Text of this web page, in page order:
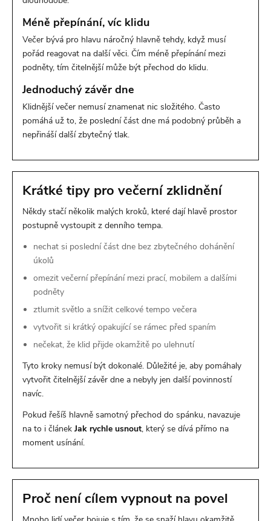
Méně přepínání, víc klidu
Večer bývá pro hlavu náročný hlavně tehdy, když musí
pořád reagovat na další věci. Čím méně přepínání mezi
podněty, tím čitelnější může být přechod do klidu.
Jednoduchý závěr dne
Klidnější večer nemusí znamenat nic složitého. Často
pomáhá už to, že poslední část dne má podobný průběh a
nepřináší další zbytečný tlak.
Krátké tipy pro večerní zklidnění
Někdy stačí několik malých kroků, které dají hlavě prostor
postupně vystoupit z denního tempa.
nechat si poslední část dne bez zbytečného dohánění
úkolů
omezit večerní přepínání mezi prací, mobilem a dalšími
podněty
ztlumit světlo a snížit celkové tempo večera
vytvořit si krátký opakující se rámec před spaním
nečekat, že klid přijde okamžitě po ulehnutí
Tyto kroky nemusí být dokonalé. Důležité je, aby pomáhaly
vytvořit čitelnější závěr dne a nebyly jen další povinností
navíc.
Pokud řešíš hlavně samotný přechod do spánku, navazuje
na to i článek Jak rychle usnout, který se dívá přímo na
moment usínání.
Proč není cílem vypnout na povel